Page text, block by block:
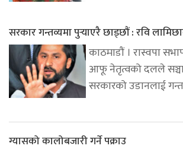
सरकार गन्तव्यमा पुर्‍याएरै छाड्छौं : रवि
काठमाडौं । रास्वपा
आफू नेतृत्वको दलले
सरकारको उडानलाई
ग्यासको कालोबजारी गर्ने पक्राउ